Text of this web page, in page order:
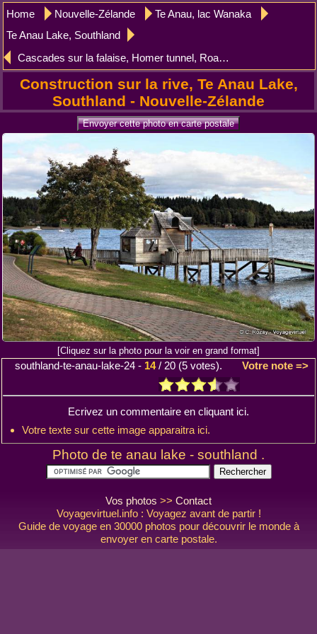
Home Nouvelle-Zélande
Te Anau, lac Wanaka
Te Anau Lake, Southland
Cascades sur la falaise, Homer tunnel, Road Te Anau to Milford Sound, Southland
Construction sur la rive, Te Anau Lake,
Southland - Nouvelle-Zélande
[Cliquez sur la photo pour la voir en grand format]
southland-te-anau-lake-24 - 14/ 20 (5 votes). Votre note =>
Ecrivez un commentaire en cliquant ici.
Votre texte sur cette image apparaitra ici.
Photo de te anau lake - southland .
Vos photos >> Contact
Voyagevirtuel.info : Voyagez avant de partir !
Guide de voyage en 30000 photos pour découvrir le monde à
envoyer en carte postale.